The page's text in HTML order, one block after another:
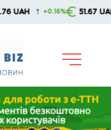
↑ +0.16% 51.67 UAH ↑